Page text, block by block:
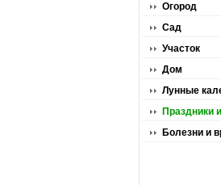
Огород
Сад
Участок
Дом
Лунные
Праздники
Болезни и